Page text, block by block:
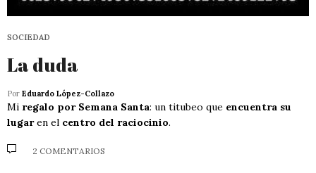
SOCIEDAD
La duda
Por Eduardo López-Collazo
Mi regalo por Semana Santa: un titubeo que encuentra su
lugaren el centro del raciocinio.
2 COMENTARIOS